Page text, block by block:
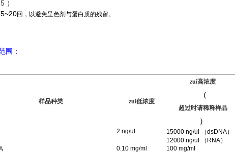
）
回，以避免呈色剂与蛋白质的残留。
围：
样品种类 zui低浓度
zui高浓度
（
超过时请稀释样品
）
2 ng/ul
15000 ng/ul （dsDNA）
12000 ng/ul （RNA）
0.10 mg/ml 100 mg/ml